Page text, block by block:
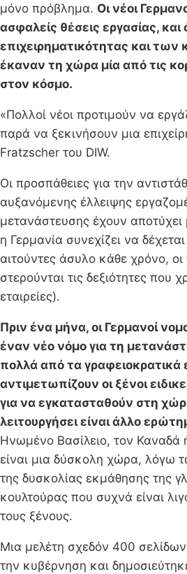
μόνο πρόβλημα. Οι νέοι
ασφαλείς θέσεις εργασίας, και
επιχειρηματικότητας και των
έκαναν τη χώρα μία από τις
στον κόσμο.
«Πολλοί νέοι προτιμούν να
παρά να ξεκινήσουν μια
Fratzscher του DIW.
Οι προσπάθειες για την
αυξανόμενης έλλειψης
μετανάστευσης έχουν αποτύχει
η Γερμανία συνεχίζει να
αιτούντες άσυλο κάθε χρόνο, οι
στερούνται τις δεξιότητες που
εταιρείες).
Πριν ένα μήνα, οι Γερμανοί
έναν νέο νόμο για τη
πολλά από τα γραφειοκρατικά
αντιμετωπίζουν οι ξένοι
για να εγκατασταθούν στη
λειτουργήσει είναι άλλο
Ηνωμένο Βασίλειο, τον Καναδά
είναι μια δύσκολη χώρα, λόγω
της δυσκολίας εκμάθησης της
κουλτούρας που συχνά είναι
τους ξένους.
Μια μελέτη σχεδόν 400
την κυβέρνηση και